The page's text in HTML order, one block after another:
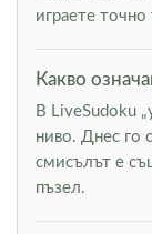
играете точно
Какво
В LiveSudoku
ниво. Днес го
смисълът е
пъзел.